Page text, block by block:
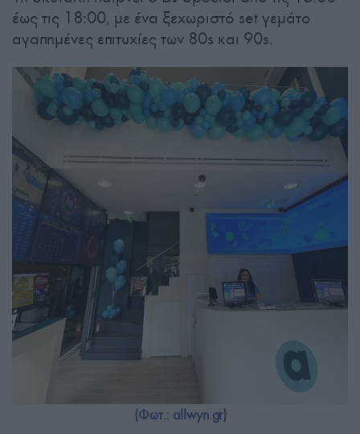
έως τις 18:00, με ένα ξεχωριστό set γεμάτο
αγαπημένες επιτυχίες των 80s και 90s.
(Φωτ.: allwyn.gr)